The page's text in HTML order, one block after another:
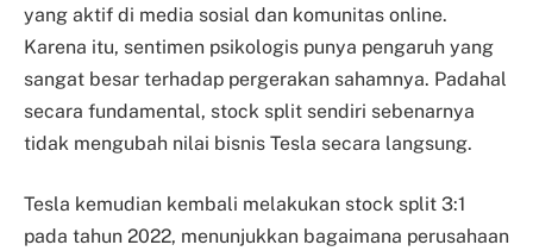
yang aktif di media sosial dan komunitas online.
Karena itu, sentimen psikologis punya pengaruh yang
sangat besar terhadap pergerakan sahamnya. Padahal
secara fundamental, stock split sendiri sebenarnya
tidak mengubah nilai bisnis Tesla secara langsung.
Tesla kemudian kembali melakukan stock split 3:1
pada tahun 2022, menunjukkan bagaimana perusahaan